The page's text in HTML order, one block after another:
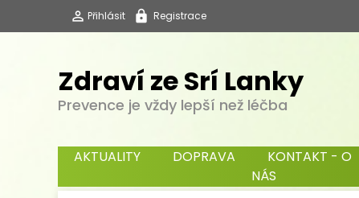
Přihlásit Registrace
Zdraví ze Srí Lanky
Prevence je vždy lepší než léčba
AKTUALITY DOPRAVA
KONTAKT - O
NÁS